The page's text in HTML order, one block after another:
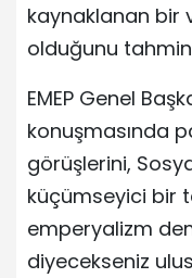
kaynaklanan bir
olduğunu
EMEP Genel
konuşmasında
görüşlerini,
küçümseyici bir
emperyalizm
diyecekseniz